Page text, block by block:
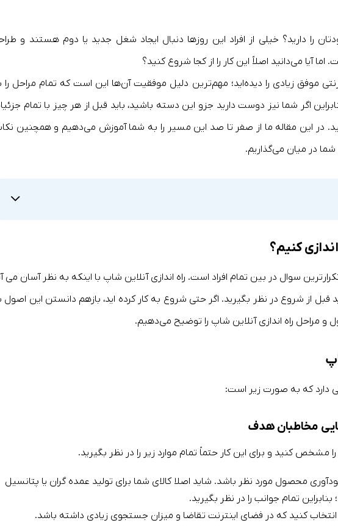
را دارید؟ خیلی از افراد این روزها دنبال ایجاد شغل جدید یا دوم هستند و
آیا می‌دانید اصلاً این کار را از کجا شروع کنید؟
موفق زیادی را دیده‌اید؛ مهم‌ترین دلیل موفقیت آن‌ها این است که تمام مراحل را
اگر شما نیز دوست دارید جزو این دسته باشید، باید قبل از هر چیز با تمام
در این مقاله ما از صفر تا صد این مسیر را به شما آموزش می‌دهیم و همچنین
شما در میان می‌گذاریم.
کنیم؟
سوال در بین تمام افراد است. راه اندازی آنلاین شاپ با اینکه به نظر آسان می
از شروع در نظر بگیرید. اگر حتی شروع به کار کرده اید، بازهم دانستن این اصول
و مراحل راه اندازی آنلاین شاپ را توضیح می‌دهیم.
دارد که به صورت زیر است:
مشخص کنید و برای این کار حتماً تمام موارد زیر را در نظر بگیرید.
محصول مورد نظر باشد. شاید اصلا کالای شما برای تولید عمده گران یا پتانسیل
تمام جوانب را در نظر بگیرید.
انتخاب کنید که در فضای اینترنت تقاضا و میزان جستجوی زیادی داشته باشد.